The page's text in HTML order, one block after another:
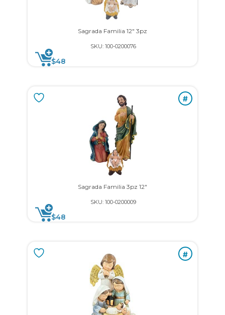
Sagrada Familia 12″ 3pz
SKU: 100-0200076
$48
#
Sagrada Familia 3pz 12″
SKU: 100-0200009
$48
#